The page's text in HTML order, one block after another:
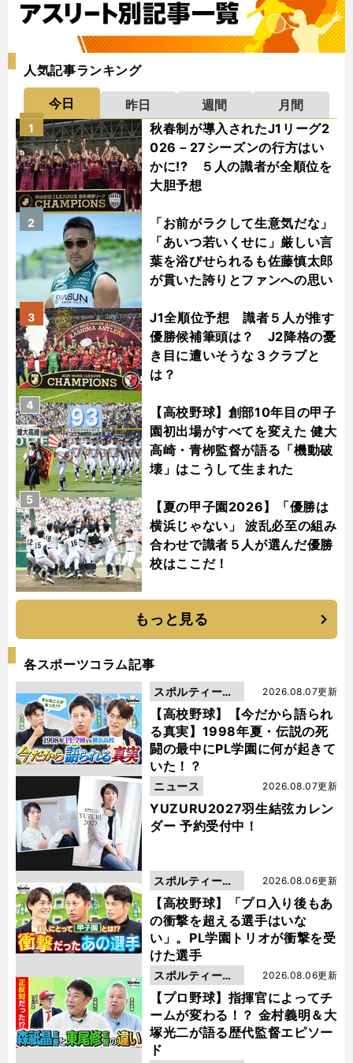
人気記事ランキング
今日 昨日 週間
月間
秋春制が導入されたJ1リーグ2
026－27シーズンの行方はい
かに!? ５人の識者が全順位を
大胆予想
1
「お前がラクして生意気だな」
「あいつ若いくせに」厳しい言
葉を浴びせられるも佐藤慎太郎
が貫いた誇りとファンへの思い
2
J1全順位予想 識者５人が推す
優勝候補筆頭は？ J2降格の憂
き目に遭いそうな３クラブと
は？
3
【高校野球】創部10年目の甲子
園初出場がすべてを変えた 健大
高崎・青栁監督が語る「機動破
壊」はこうして生まれた
4
【夏の甲子園2026】「優勝は
横浜じゃない」 波乱必至の組み
合わせで識者５人が選んだ優勝
校はここだ！
5
もっと見る
各スポーツコラム記事
【高校野球】【今だから語られ
る真実】1998年夏・伝説の死
闘の最中にPL学園に何が起きて
いた！？
2026.08.07更新
スポルティーバ
動画
YUZURU2027羽生結弦カレン
ダー 予約受付中！
2026.08.07更新
ニュース
【高校野球】「プロ入り後もあ
の衝撃を超える選手はいな
い」。PL学園トリオが衝撃を受
けた選手
2026.08.06更新
スポルティーバ
動画
【プロ野球】指揮官によってチ
ームが変わる！？ 金村義明＆大
塚光二が語る歴代監督エピソー
ド
2026.08.06更新
スポルティーバ
動画